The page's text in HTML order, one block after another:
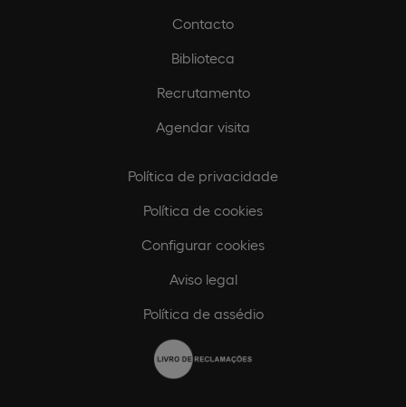
Contacto
Biblioteca
Recrutamento
Agendar visita
Política de privacidade
Política de cookies
Configurar cookies
Aviso legal
Política de assédio